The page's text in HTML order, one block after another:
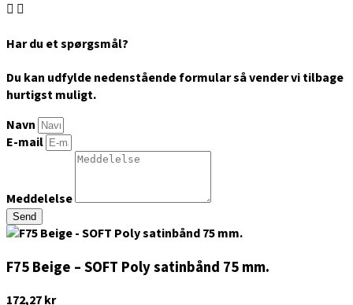
Har du et spørgsmål?
Du kan udfylde nedenstående formular så vender vi tilbage
hurtigst muligt.
Navn
E-mail
Meddelelse
Send
F75 Beige – SOFT Poly satinbånd 75 mm.
172,27kr